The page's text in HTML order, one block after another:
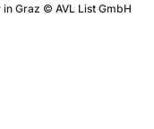
in Graz © AVL List GmbH